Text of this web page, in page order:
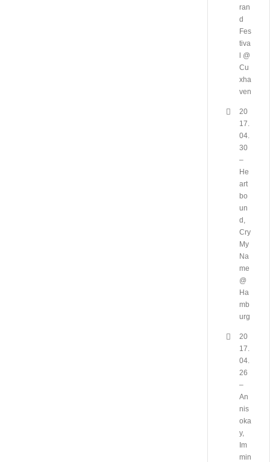
ran
d
Fes
tiva
l @
Cu
xha
ven
20
17.
04.
30
–
He
art
bo
un
d,
Cry
My
Na
me
@
Ha
mb
urg
20
17.
04.
26
–
An
nis
oka
y,
Im
min